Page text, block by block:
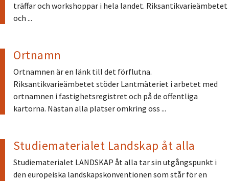
träffar och workshoppar i hela landet. Riksantikvarieämbetet
och ...
Ortnamn
Ortnamnen är en länk till det förflutna.
Riksantikvarieämbetet stöder Lantmäteriet i arbetet med
ortnamnen i fastighetsregistret och på de offentliga
kartorna. Nästan alla platser omkring oss ...
Studiematerialet Landskap åt alla
Studiematerialet LANDSKAP åt alla tar sin utgångspunkt i
den europeiska landskapskonventionen som står för en